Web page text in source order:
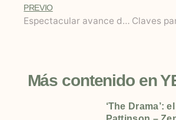
PREVIO
Espectacular avance de programación de In-Edit 2024
Más contenido en
‘The Drama’: